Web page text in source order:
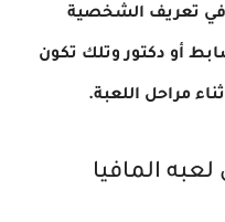
في تعريف الشخصية
أو دكتور وتلك تكون
مراحل اللعبة.
المافيا